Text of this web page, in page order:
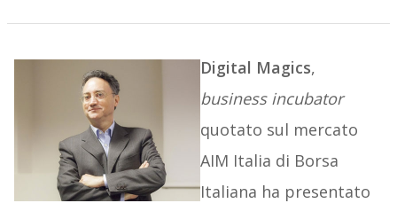
Digital Magics,
business incubator
quotato sul mercato
AIM Italia di Borsa
Italiana ha presentato